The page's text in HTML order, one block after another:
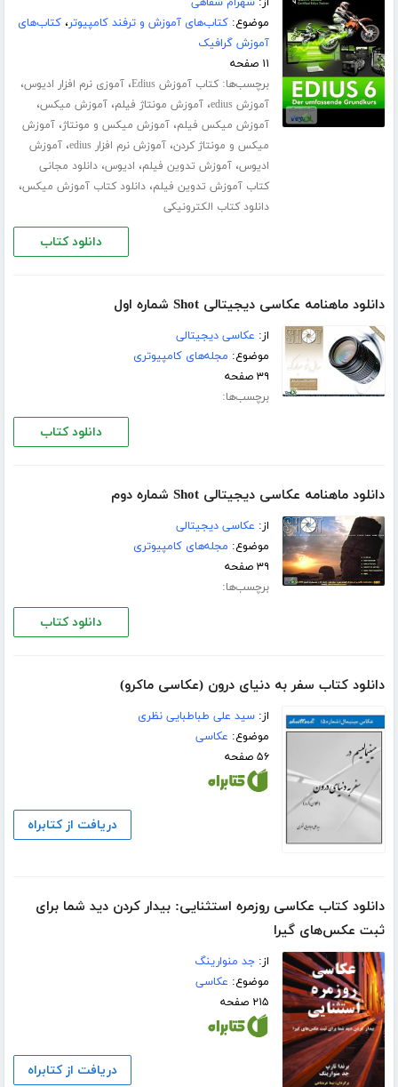
موضوع:کتاب‌های آموزش و ترفند کامپیوتر،کتاب‌های
آموزش گرافیک
۱۱ صفحه
برچسب‌ها:کتاب آموزش Edius ،آموزی نرم افزار ادیوس،
آموزش edius ،آموزش مونتاژ فیلم،آموزش میکس،
آموزش میکس فیلم،آموزش میکس و مونتاژ،آموزش
میکس و مونتاژ کردن،آموزش نرم افزار edius ،آموزش
ادیوس،آموزش تدوین فیلم، ادیوس،دانلود مجانی
کتاب آموزش تدوین فیلم،دانلود کتاب آموزش میکس،
دانلود کتاب الکترونیکی
دانلود کتاب
دانلود ماهنامه عکاسی دیجیتالی Shot شماره اول
از: عکاسی دیجیتالی
موضوع: مجله‌های کامپیوتری
۳۹ صفحه
برچسب‌ها:
دانلود کتاب
دانلود ماهنامه عکاسی دیجیتالی Shot شماره دوم
از: عکاسی دیجیتالی
موضوع: مجله‌های کامپیوتری
۳۹ صفحه
برچسب‌ها:
دانلود کتاب
دانلود کتاب سفر به دنیای درون (عکاسی ماکرو)
از:سید علی طباطبایی نظری
موضوع: عکاسی
۵۶ صفحه
دریافت از کتابراه
دانلود کتاب عکاسی روزمره استثنایی: بیدار کردن دید شما برای
ثبت عکس‌های گیرا
از:جد منوارینگ
موضوع: عکاسی
۲۱۵ صفحه
دریافت از کتابراه